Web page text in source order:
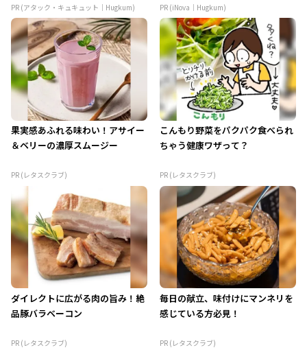
PR (アタック・キュキュット｜Hugkum) PR (iNova｜Hugkum)
果実感あふれる味わい！アサイー
＆ベリーの濃厚スムージー
PR (レタスクラブ)
こんもり野菜をパクパク食べられ
ちゃう健康ワザって？
PR (レタスクラブ)
ダイレクトに広がる肉の旨み！絶
品豚バラベーコン
PR (レタスクラブ)
毎日の献立、味付けにマンネリを
感じている方必見！
PR (レタスクラブ)